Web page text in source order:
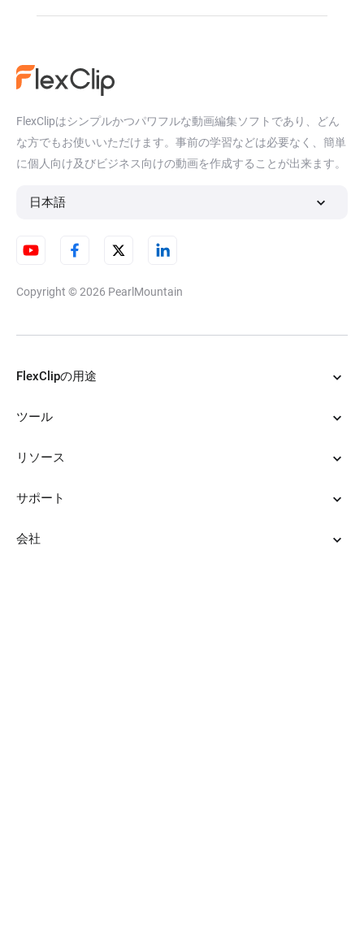
FlexClipはシンプルかつパワフルな動画編集ソフトであり、どん
な方でもお使いいただけます。事前の学習などは必要なく、簡単
に個人向け及びビジネス向けの動画を作成することが出来ます。
日本語
Copyright © 2026 PearlMountain
FlexClipの用途
ツール
リソース
サポート
会社